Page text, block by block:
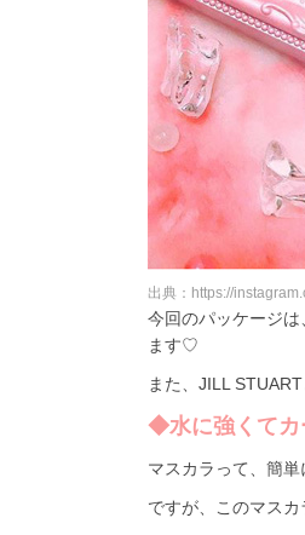
出典：https://
今回のパッケージ
ます♡
また、JILL
◆水に強くてカ
マスカラって、簡
ですが、このマスカ